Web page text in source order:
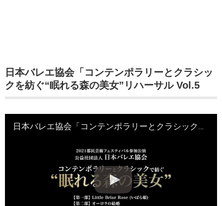
日本バレエ協会「コンテンポラリーとクラシッ
クを紡ぐ“眠れる森の美女”リハーサル Vol.5
日本バレエ協会「コンテンポラリーとクラシックを紡ぐ“眠れる森の美女”リハーサル Vol.5